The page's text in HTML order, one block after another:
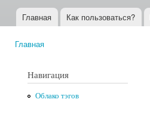
Главное меню
Главная Как пользоваться?
Главная
Навигация
Облако тэгов